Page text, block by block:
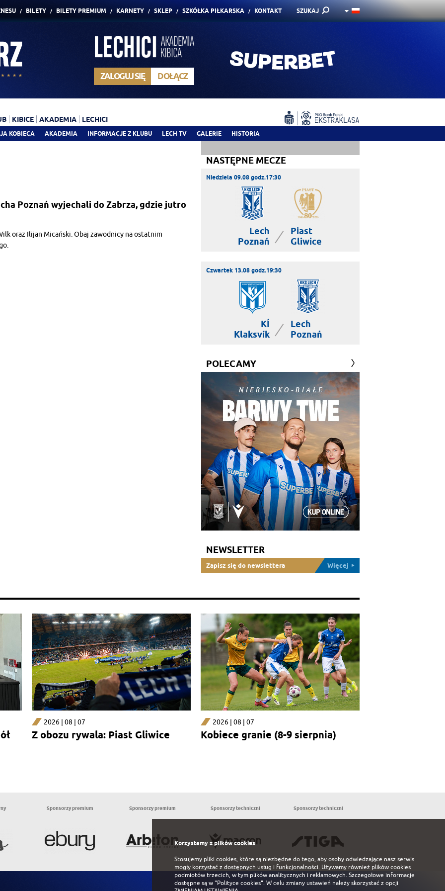
BILETY BILETY PREMIUM KARNETY SKLEP SZKÓŁKA PIŁKARSKA KONTAKT SZUKAJ
ZALOGUJ SIĘ DOŁĄCZ
KOBIECA AKADEMIA INFORMACJE Z KLUBU LECH TV GALERIE HISTORIA
KIBICE AKADEMIA LECHICI
Poznań wyjechali do Zabrza, gdzie jutro
oraz Ilijan Micański. Obaj zawodnicy na ostatnim
NASTĘPNE MECZE
Niedziela 09.08 godz.17:30
Lech
Poznań
|
Piast
Gliwice
Czwartek 13.08 godz.19:30
KÍ
Klaksvík
|
Lech
Poznań
POLECAMY
NEWSLETTER
Zapisz się do newslettera Więcej
2026 | 08 | 07
Z obozu rywala: Piast Gliwice
2026 | 08 | 07
Kobiece granie (8-9 sierpnia)
Sponsorzy premium Sponsorzy premium Sponsorzy techniczni Sponsorzy techniczni
Korzystamy z plików cookies
Stosujemy pliki cookies, które są niezbędne do tego, aby osoby odwiedzające nasz serwis
mogły korzystać z dostępnych usług i funkcjonalności. Używamy również plików cookies
podmiotów trzecich, w tym plików analitycznych i reklamowych. Szczegołowe informacje
dostępne są w"Polityce cookies". W celu zmiany ustawień należy skorzystać z opcji